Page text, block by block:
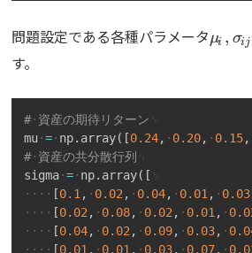
問題設定である各種パラメータμi , σij
す。
# 資産の期待リターン
mu = np. array( [0.24, 0.20, 0.15,
# 資産の共分散行列
sigma = np. array( [
[0.1, 0.02, 0.04, 0.01, 0.03
[0.02, 0.08, 0.02, 0.01,
[0.04, 0.02, 0.09, 0.03,
[0.01, 0.01, 0.03, 0.07,